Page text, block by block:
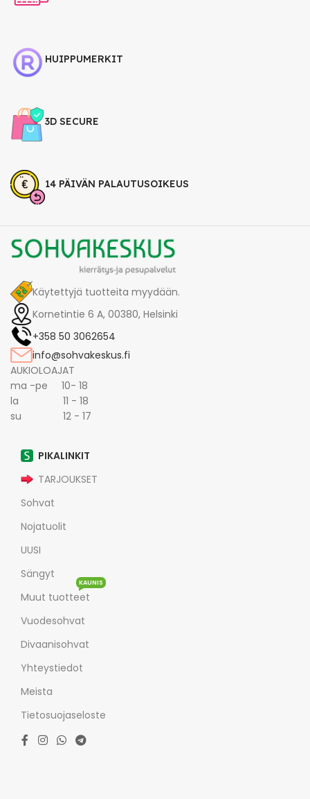
HUIPPUMERKIT
3D SECURE
14 PÄIVÄN PALAUTUSOIKEUS
Käytettyjä tuotteita myydään.
Kornetintie 6 A, 00380, Helsinki
+358 50 3062654
info@sohvakeskus.fi
AUKIOLOAJAT
ma -pe 10- 18
la 11 - 18
su 12 - 17
PIKALINKIT
TARJOUKSET
Sohvat
Nojatuolit
UUSI
Sängyt
Muut tuotteet
KAUNIS
Vuodesohvat
Divaanisohvat
Yhteystiedot
Meista
Tietosuojaseloste